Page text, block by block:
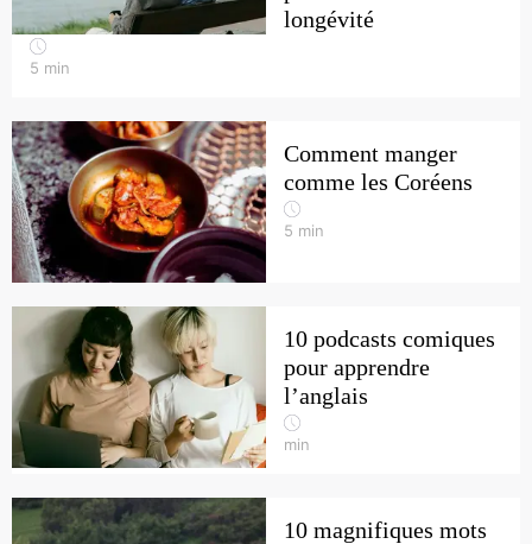
longévité
5 min
Comment manger
comme les Coréens
5 min
10 podcasts comiques
pour apprendre
l’anglais
min
10 magnifiques mots